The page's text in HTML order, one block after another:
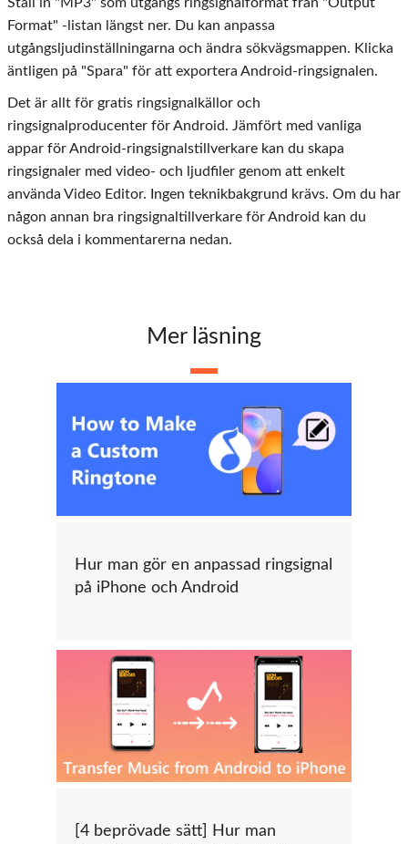
Ställ in "MP3" som utgångs ringsignalformat från "Output
Format" -listan längst ner. Du kan anpassa
utgångsljudinställningarna och ändra sökvägsmappen. Klicka
äntligen på "Spara" för att exportera Android-ringsignalen.
Det är allt för gratis ringsignalkällor och
ringsignalproducenter för Android. Jämfört med vanliga
appar för Android-ringsignalstillverkare kan du skapa
ringsignaler med video- och ljudfiler genom att enkelt
använda Video Editor. Ingen teknikbakgrund krävs. Om du har
någon annan bra ringsignaltillverkare för Android kan du
också dela i kommentarerna nedan.
Mer läsning
Hur man gör en anpassad ringsignal
på iPhone och Android
[4 beprövade sätt] Hur man